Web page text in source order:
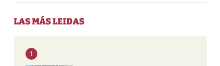
LAS MÁS LEIDAS
1